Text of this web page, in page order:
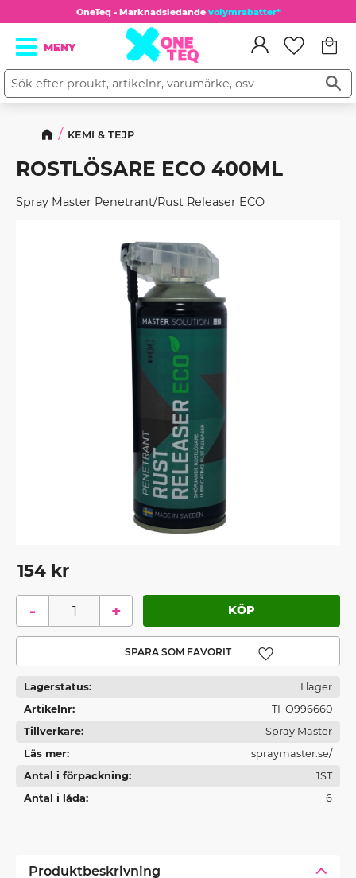
Meny
OneTeq - Marknadsledande volymrabatter*
KEMI & TEJP
ROSTLÖSARE ECO 400ML
Spray Master Penetrant/Rust Releaser ECO
154 kr
+
-
Lägg till i favoriter
Lagerstatus
I lager
Artikelnr
THO996660
Tillverkare
Spray Master
Läs mer
spraymaster.se/
Antal i förpackning
1ST
Antal i låda
6
Produktbeskrivning